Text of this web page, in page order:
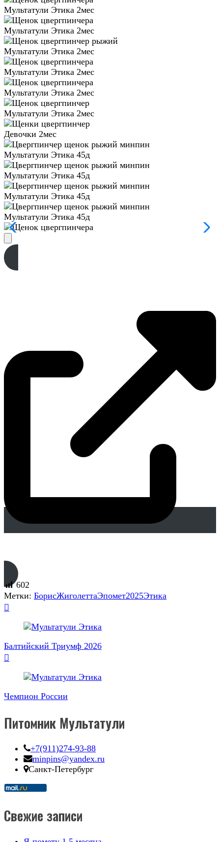
Мультатули Этика 2мес
Мультатули Этика 2мес
Мультатули Этика 2мес
Мультатули Этика 2мес
Мультатули Этика 2мес
Мультатули Этика 2мес
Девочки 2мес
Мультатули Этика 45д
Мультатули Этика 45д
Мультатули Этика 45д
Мультатули Этика 45д
602
Метки: БорисЖиголеттаЭпомет2025Этика
Навигация
записям
Балтийский Триумф 2026
Чемпион России
Питомник Мультатули
+7(911)274-93-88
minpins@yandex.ru
Санкт-Петербург
Свежие записи